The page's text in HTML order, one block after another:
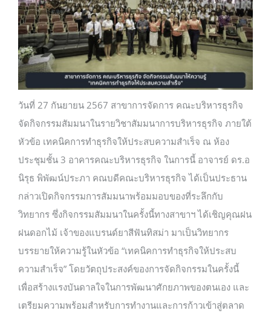
การประกันคุณภาพฯ
บริการบุคลากร
บริการนักศึกษา
วันที่ 27 กันยายน 2567 สาขาการจัดการ คณะบริหารธุรกิจ
จัดกิจกรรมสัมมนาในรายวิชาสัมมนาการบริหารธุรกิจ ภายใต้
หัวข้อ เทคนิคการทำธุรกิจให้ประสบความสำเร็จ ณ ห้อง
ประชุมชั้น 3 อาคารคณะบริหารธุรกิจ ในการนี้ อาจารย์ ดร.อ
นิรุธ พิพัฒน์ประภา คณบดีคณะบริหารธุรกิจ ได้เป็นประธาน
กล่าวเปิดกิจกรรมการสัมมนาพร้อมมอบของที่ระลึกกับ
วิทยากร ซึ่งกิจกรรมสัมมนาในครั้งนี้ทางสาขาฯ ได้เชิญคุณฝน
ฝนดอกไม้ เจ้าของแบรนด์ยาสีฟันทิสม่า มาเป็นวิทยากร
บรรยายให้ความรู้ในหัวข้อ “เทคนิคการทำธุรกิจให้ประสบ
ความสำเร็จ” โดยวัตถุประสงค์ของการจัดกิจกรรมในครั้งนี้
เพื่อสร้างแรงบันดาลใจในการพัฒนาศักยภาพของตนเอง และ
เตรียมความพร้อมสำหรับการทำงานและการก้าวเข้าสู่ตลาด